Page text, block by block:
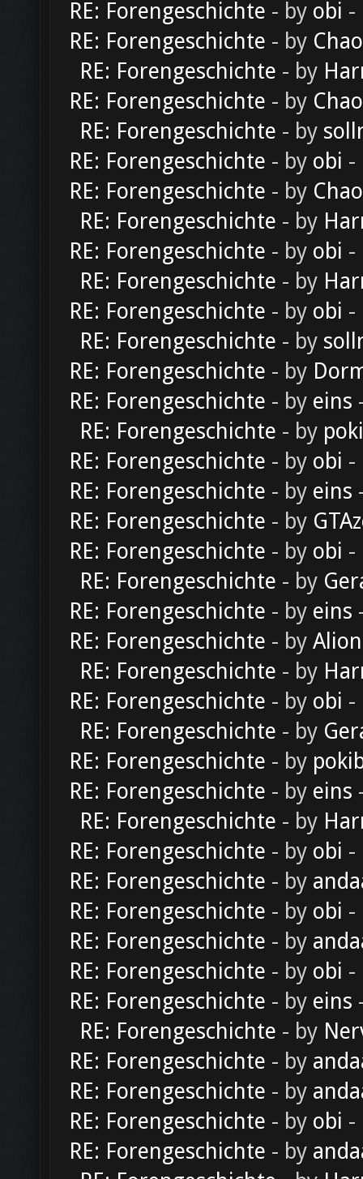
RE: Forengeschichte - by obi -
RE: Forengeschichte - by
RE: Forengeschichte - by
RE: Forengeschichte - by
RE: Forengeschichte - by
RE: Forengeschichte - by obi -
RE: Forengeschichte - by
RE: Forengeschichte - by
RE: Forengeschichte - by obi -
RE: Forengeschichte - by
RE: Forengeschichte - by obi -
RE: Forengeschichte - by
RE: Forengeschichte - by
RE: Forengeschichte - by eins
RE: Forengeschichte - by
RE: Forengeschichte - by obi -
RE: Forengeschichte - by eins
RE: Forengeschichte - by
RE: Forengeschichte - by obi -
RE: Forengeschichte - by
RE: Forengeschichte - by eins
RE: Forengeschichte - by Alion
RE: Forengeschichte - by
RE: Forengeschichte - by obi -
RE: Forengeschichte - by
RE: Forengeschichte - by
RE: Forengeschichte - by eins
RE: Forengeschichte - by
RE: Forengeschichte - by obi -
RE: Forengeschichte - by
RE: Forengeschichte - by obi -
RE: Forengeschichte - by
RE: Forengeschichte - by obi -
RE: Forengeschichte - by eins
RE: Forengeschichte - by
RE: Forengeschichte - by
RE: Forengeschichte - by
RE: Forengeschichte - by obi -
RE: Forengeschichte - by